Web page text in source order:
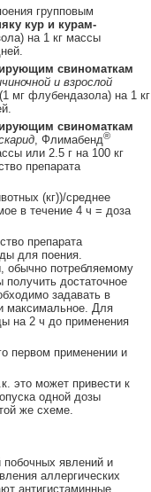
групповым
кур и курам-
на 1 кг массы
свиноматкам
и взрослой
мг флубендазола) на 1 кг
свиноматкам
, Флимабенд®
или 2.5 г на 100 кг
препарата
(кг))/среднее
в течение 4 ч = доза
препарата
для поения.
обычно потребляемому
достаточное
задавать в
максимальное. Для
на 2 ч до применения
первом применении и
это может привести к
одной дозы
же схеме.
побочных явлений и
аллергических
антигистаминные